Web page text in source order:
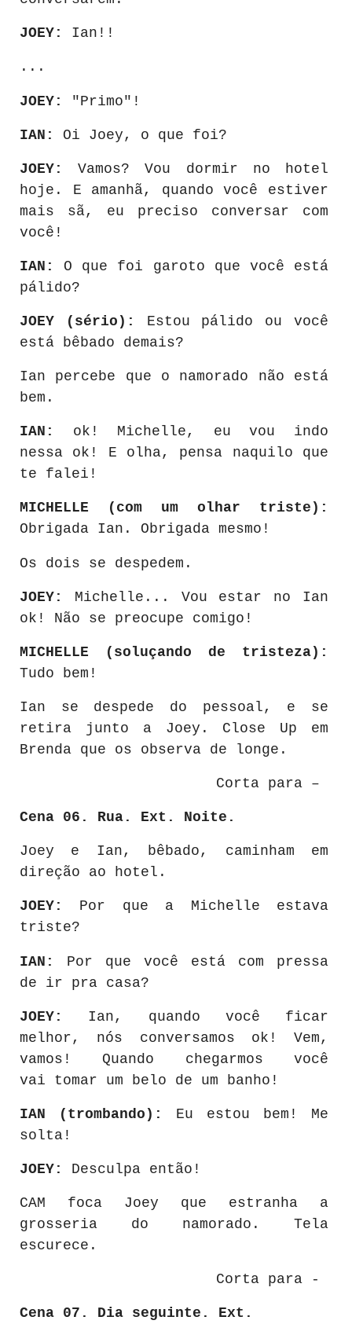
JOEY: Ian!!
...
JOEY: "Primo"!
IAN: Oi Joey, o que foi?
JOEY:
Vamos? Vou dormir no hotel
hoje. E amanhã, quando você estiver
mais sã, eu preciso conversar com
você!
IAN:
O que foi garoto que você está
pálido?
JOEY (sério):
Estou pálido ou você
está bêbado demais?
Ian percebe que o namorado não está
bem.
IAN:
ok! Michelle, eu vou indo
nessa ok! E olha, pensa naquilo que
te falei!
MICHELLE (com um olhar triste):
Obrigada Ian. Obrigada mesmo!
Os dois se despedem.
JOEY:
Michelle... Vou estar no Ian
ok! Não se preocupe comigo!
MICHELLE (soluçando de tristeza):
Tudo bem!
Ian se despede do pessoal, e se
retira junto a Joey. Close Up em
Brenda que os observa de longe.
Corta para –
Cena 06. Rua. Ext. Noite.
Joey e Ian, bêbado, caminham em
direção ao hotel.
JOEY:
Por que a Michelle estava
triste?
IAN:
Por que você está com pressa
de ir pra casa?
JOEY:
Ian, quando você ficar
melhor, nós conversamos ok! Vem,
vamos! Quando chegarmos você
vai tomar um belo de um banho!
IAN (trombando):
Eu estou bem! Me
solta!
JOEY: Desculpa então!
CAM foca Joey que estranha a
grosseria do namorado. Tela
escurece.
Corta para -
Cena 07. Dia seguinte. Ext.